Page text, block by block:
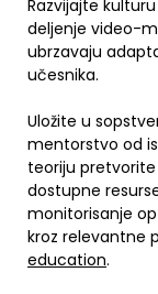
Razvijajte
deljenje video-
ubrzavaju
učesnika.
Uložite u
mentorstvo od
teoriju
dostupne
monitorisanje
kroz relevantne
education.